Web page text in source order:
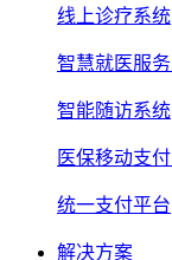
线上诊疗系统
智慧就医服
智能随访系统
医保移动支
统一支付平台
解决方案